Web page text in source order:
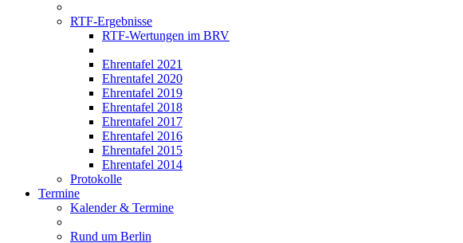
RTF-Ergebnisse
RTF-Wertungen im BRV
Ehrentafel 2021
Ehrentafel 2020
Ehrentafel 2019
Ehrentafel 2018
Ehrentafel 2017
Ehrentafel 2016
Ehrentafel 2015
Ehrentafel 2014
Protokolle
Termine
Kalender & Termine
Rund um Berlin